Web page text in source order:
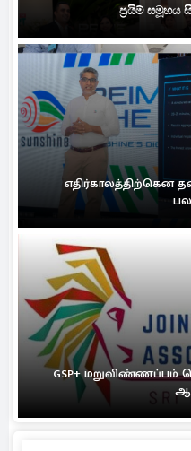
ප්‍රයිම් සමූහය
எதிர்காலத்திற்கென
GSP+ மறுவிண்ணப்பம்